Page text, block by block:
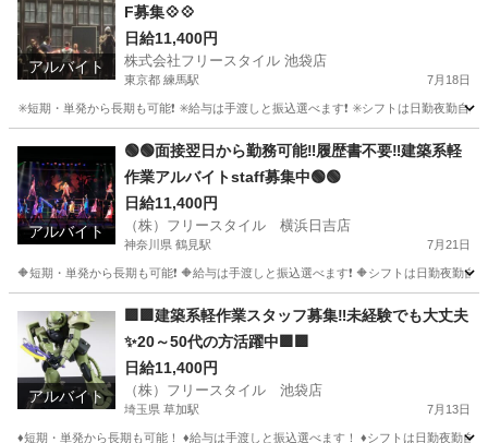
アルバイト
F募集💠💠
日給11,400円
株式会社フリースタイル 池袋店
東京都 練馬駅 7月18日
✳️短期・単発から長期も可能❗ ✳️給与は手渡しと振込選べます❗ ✳️シフトは日勤夜勤自
練馬駅 その他 掲示板
アルバイト
🟢🟢面接翌日から勤務可能‼️履歴書不要‼️建築系軽
作業アルバイトstaff募集中🟢🟢
日給11,400円
（株）フリースタイル 横浜日吉店
神奈川県 鶴見駅 7月21日
🔶短期・単発から長期も可能❗ 🔶給与は手渡しと振込選べます❗ 🔶シフトは日勤夜勤自
鶴見駅 建築 掲示板
アルバイト
🟪🟪建築系軽作業スタッフ募集‼️未経験でも大丈夫
✨20～50代の方活躍中🟪🟪
日給11,400円
（株）フリースタイル 池袋店
埼玉県 草加駅 7月13日
♦️短期・単発から長期も可能！ ♦️給与は手渡しと振込選べます！ ♦️シフトは日勤夜勤自